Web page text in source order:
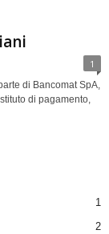
1
di Bancomat SpA,
di pagamento,
1
2